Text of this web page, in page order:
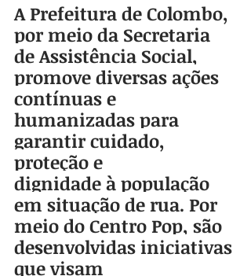
A Prefeitura de Colombo,
por meio da Secretaria
de Assistência Social,
promove diversas ações
contínuas e
humanizadas para
garantir cuidado,
proteção e
dignidade à população
em situação de rua. Por
meio do Centro Pop, são
desenvolvidas iniciativas
que visam